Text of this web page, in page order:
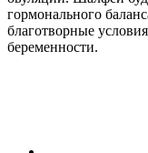
гормонального
благотворные
беременности.